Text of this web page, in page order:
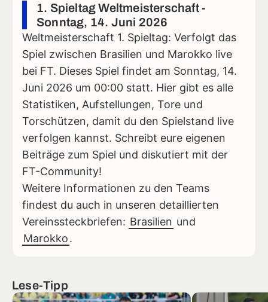
1. Spieltag Weltmeisterschaft -
Sonntag, 14. Juni 2026
Weltmeisterschaft 1. Spieltag: Verfolgt das
Spiel zwischen Brasilien und Marokko live
bei FT. Dieses Spiel findet am Sonntag, 14.
Juni 2026 um 00:00 statt. Hier gibt es alle
Statistiken, Aufstellungen, Tore und
Torschützen, damit du den Spielstand live
verfolgen kannst. Schreibt eure eigenen
Beiträge zum Spiel und diskutiert mit der
FT-Community!
Weitere Informationen zu den Teams
findest du auch in unseren detaillierten
Vereinssteckbriefen: Brasilien und
Marokko.
Lese-Tipp